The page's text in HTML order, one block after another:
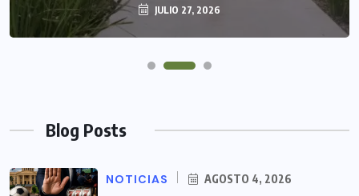
JULIO 27, 2026
Blog Posts
NOTICIAS AGOSTO 4, 2026